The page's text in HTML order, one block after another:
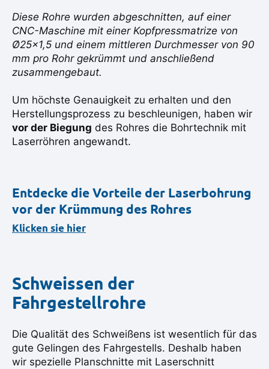
Diese Rohre wurden abgeschnitten, auf einer
CNC-Maschine mit einer Kopfpressmatrize von
Ø25×1,5 und einem mittleren Durchmesser von 90
mm pro Rohr gekrümmt und anschließend
zusammengebaut.
Um höchste Genauigkeit zu erhalten und den
Herstellungsprozess zu beschleunigen, haben wir
vor der Biegung des Rohres die Bohrtechnik mit
Laserröhren angewandt.
Entdecke die Vorteile der Laserbohrung
vor der Krümmung des Rohres
Klicken sie hier
Schweissen der
Fahrgestellrohre
Die Qualität des Schweißens ist wesentlich für das
gute Gelingen des Fahrgestells. Deshalb haben
wir spezielle Planschnitte mit Laserschnitt